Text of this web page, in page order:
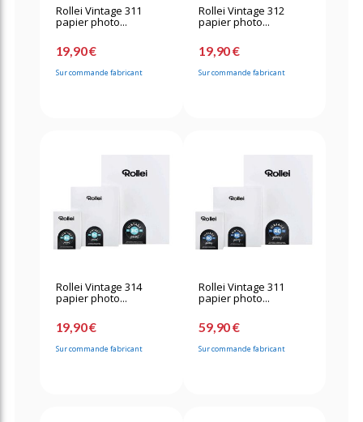
Rollei Vintage 311
papier photo...
19,90 €
Sur commande fabricant
Rollei Vintage 312
papier photo...
19,90 €
Sur commande fabricant
Rollei Vintage 314
papier photo...
19,90 €
Sur commande fabricant
Rollei Vintage 311
papier photo...
59,90 €
Sur commande fabricant